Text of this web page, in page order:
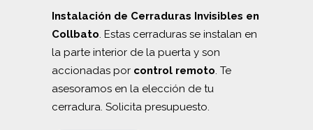
Instalación de Cerraduras Invisibles en
Collbato. Estas cerraduras se instalan en
la parte interior de la puerta y son
accionadas por control remoto. Te
asesoramos en la elección de tu
cerradura. Solicita presupuesto.